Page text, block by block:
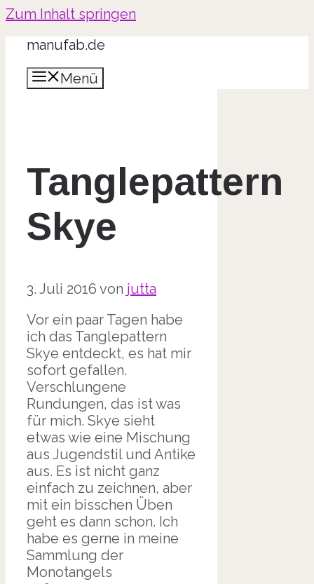
Zum Inhalt springen
manufab.de
Menü
Tanglepattern
Skye
3. Juli 2016 von jutta
Vor ein paar Tagen habe
ich das Tanglepattern
Skye entdeckt, es hat mir
sofort gefallen.
Verschlungene
Rundungen, das ist was
für mich. Skye sieht
etwas wie eine Mischung
aus Jugendstil und Antike
aus. Es ist nicht ganz
einfach zu zeichnen, aber
mit ein bisschen Üben
geht es dann schon. Ich
habe es gerne in meine
Sammlung der
Monotangels